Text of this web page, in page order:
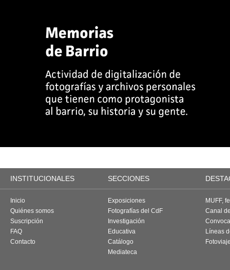
INSTITUCIONALES SECCIONES
Inicio
Quiénes somos
Suscripción
FAQ
Contacto
Exposiciones
Fotografías del CdF
Investigación
Educativa
Catálogo
Mediateca
MUFF,
Canal
Líneas